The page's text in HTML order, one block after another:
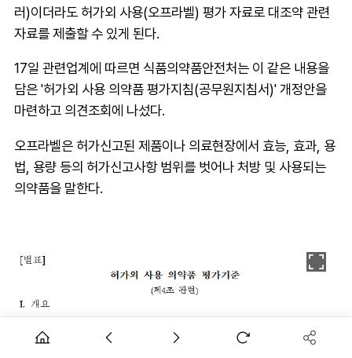
러)이더라도 허가외 사용(오프라벨) 평가 자료로 대조약 관련
자료를 제출할 수 있게 된다.
17일 관련업계에 따르면 식품의약품안전처는 이 같은 내용을
담은 '허가외 사용 의약품 평가지침(공무원지침서)' 개정안을
마련하고 의견조회에 나섰다.
오프라벨은 허가신고된 제품이나 의료현장에서 효능, 효과, 용
법, 용량 등의 허가신고사항 범위를 벗어나 처방 및 사용되는
의약품을 말한다.